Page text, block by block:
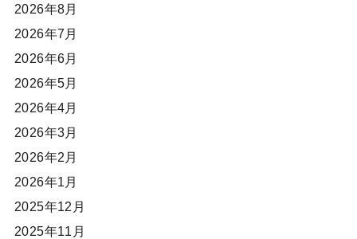
2026年8月
2026年7月
2026年6月
2026年5月
2026年4月
2026年3月
2026年2月
2026年1月
2025年12月
2025年11月